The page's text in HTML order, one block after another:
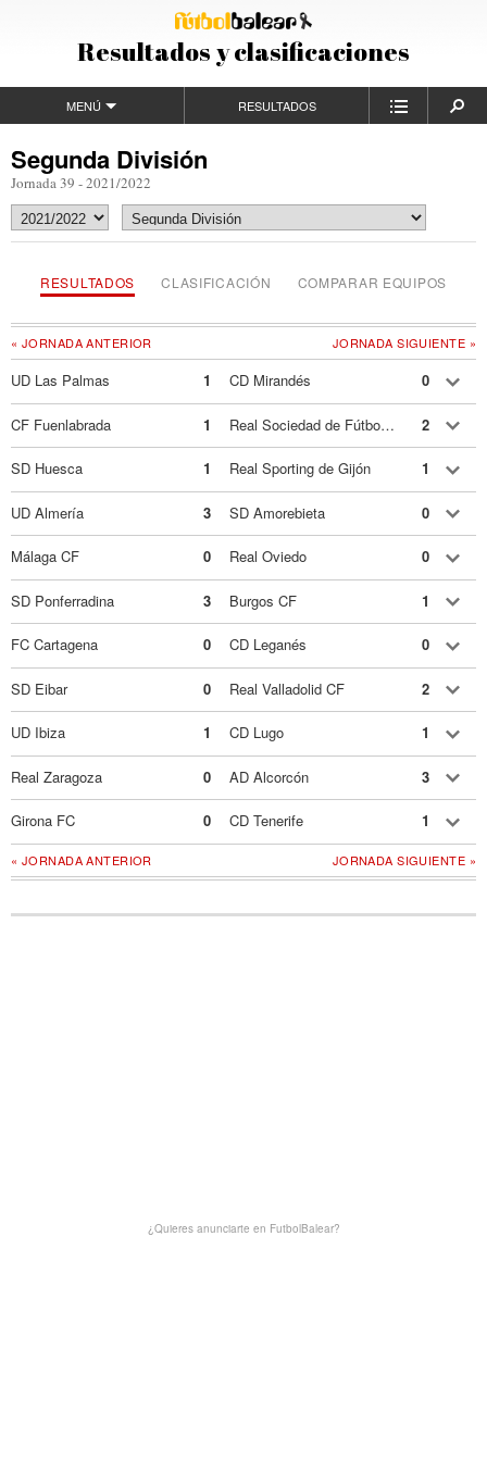
Resultados y clasificaciones
MENÚ RESULTADOS
Segunda División
Jornada 39 - 2021/2022
RESULTADOS CLASIFICACIÓN COMPARAR EQUIPOS
JORNADA SIGUIENTE »
« JORNADA ANTERIOR
UD Las Palmas 1 CD Mirandés 0
CF Fuenlabrada 1 Real Sociedad de Fútbol B 2
SD Huesca 1 Real Sporting de Gijón 1
UD Almería 3 SD Amorebieta 0
Málaga CF 0 Real Oviedo 0
SD Ponferradina 3 Burgos CF 1
FC Cartagena 0 CD Leganés 0
SD Eibar 0 Real Valladolid CF 2
UD Ibiza 1 CD Lugo 1
Real Zaragoza 0 AD Alcorcón 3
Girona FC 0 CD Tenerife 1
JORNADA SIGUIENTE »
« JORNADA ANTERIOR
¿Quieres anunciarte en FutbolBalear?